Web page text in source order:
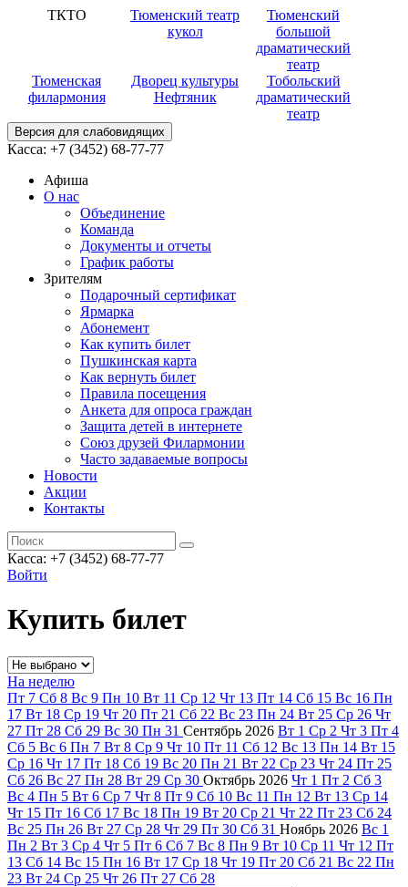
ТКТО
Тюменский театр
кукол
Тюменский
большой
драматический
театр
Тюменская
филармония
Дворец культуры
Нефтяник
Тобольский
драматический
театр
Версия для слабовидящих
Касса: +7 (3452) 68-77-77
Афиша
О нас
Объединение
Команда
Документы и отчеты
График работы
Зрителям
Подарочный сертификат
Ярмарка
Абонемент
Как купить билет
Пушкинская карта
Как вернуть билет
Правила посещения
Анкета для опроса граждан
Защита детей в интернете
Союз друзей Филармонии
Часто задаваемые вопросы
Новости
Акции
Контакты
Касса: +7 (3452) 68-77-77
Войти
Купить билет
На неделю
Пт 7 Сб 8 Вс 9 Пн 10 Вт 11 Ср 12 Чт 13 Пт 14 Сб 15 Вс 16 Пн
17 Вт 18 Ср 19 Чт 20 Пт 21 Сб 22 Вс 23 Пн 24 Вт 25 Ср 26 Чт
27 Пт 28 Сб 29 Вс 30 Пн 31 Сентябрь 2026 Вт 1 Ср 2 Чт 3 Пт 4
Сб 5 Вс 6 Пн 7 Вт 8 Ср 9 Чт 10 Пт 11 Сб 12 Вс 13 Пн 14 Вт 15
Ср 16 Чт 17 Пт 18 Сб 19 Вс 20 Пн 21 Вт 22 Ср 23 Чт 24 Пт 25
Сб 26 Вс 27 Пн 28 Вт 29 Ср 30 Октябрь 2026 Чт 1 Пт 2 Сб 3
Вс 4 Пн 5 Вт 6 Ср 7 Чт 8 Пт 9 Сб 10 Вс 11 Пн 12 Вт 13 Ср 14
Чт 15 Пт 16 Сб 17 Вс 18 Пн 19 Вт 20 Ср 21 Чт 22 Пт 23 Сб 24
Вс 25 Пн 26 Вт 27 Ср 28 Чт 29 Пт 30 Сб 31 Ноябрь 2026 Вс 1
Пн 2 Вт 3 Ср 4 Чт 5 Пт 6 Сб 7 Вс 8 Пн 9 Вт 10 Ср 11 Чт 12 Пт
13 Сб 14 Вс 15 Пн 16 Вт 17 Ср 18 Чт 19 Пт 20 Сб 21 Вс 22 Пн
23 Вт 24 Ср 25 Чт 26 Пт 27 Сб 28